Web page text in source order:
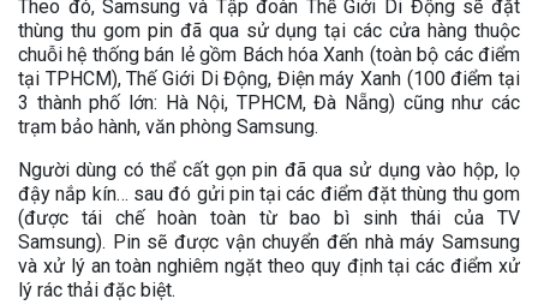
Theo đó, Samsung và Tập đoàn Thế Giới Di Động sẽ đặt
thùng thu gom pin đã qua sử dụng tại các cửa hàng thuộc
chuỗi hệ thống bán lẻ gồm Bách hóa Xanh (toàn bộ các điểm
tại TPHCM), Thế Giới Di Động, Điện máy Xanh (100 điểm tại
3 thành phố lớn: Hà Nội, TPHCM, Đà Nẵng) cũng như các
trạm bảo hành, văn phòng Samsung.
Người dùng có thể cất gọn pin đã qua sử dụng vào hộp, lọ
đậy nắp kín… sau đó gửi pin tại các điểm đặt thùng thu gom
(được tái chế hoàn toàn từ bao bì sinh thái của TV
Samsung). Pin sẽ được vận chuyển đến nhà máy Samsung
và xử lý an toàn nghiêm ngặt theo quy định tại các điểm xử
lý rác thải đặc biệt.